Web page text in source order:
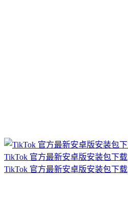
TikTok 官方最新安卓版安装包下载
TikTok 官方最新安卓版安装包下载